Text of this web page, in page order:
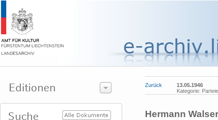
Zurück
13.05.1946
Kategorie:
Hermann